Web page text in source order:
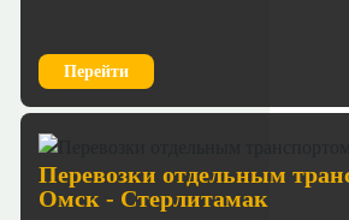
Перейти
Перевозки отдельным
Омск - Стерлитамак